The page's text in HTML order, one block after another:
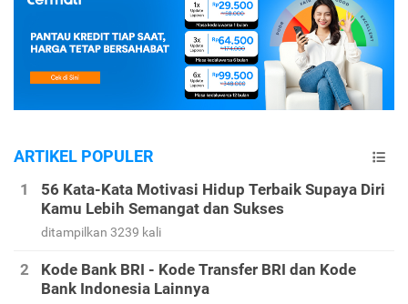
ARTIKEL POPULER
56 Kata-Kata Motivasi Hidup Terbaik Supaya Diri
Kamu Lebih Semangat dan Sukses
ditampilkan 3239 kali
Kode Bank BRI - Kode Transfer BRI dan Kode
Bank Indonesia Lainnya